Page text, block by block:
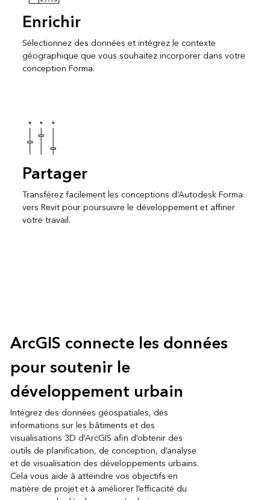
Enrichir
Sélectionnez des données et intégrez le contexte
géographique que vous souhaitez incorporer dans votre
conception Forma.
Partager
Transférez facilement les conceptions d’Autodesk Forma
vers Revit pour poursuivre le développement et affiner
votre travail.
ArcGIS connecte les données
pour soutenir le
développement urbain
Intégrez des données géospatiales, des
informations sur les bâtiments et des
visualisations 3D d’ArcGIS afin d’obtenir des
outils de planification, de conception, d’analyse
et de visualisation des développements urbains.
Cela vous aide à atteindre vos objectifs en
matière de projet et à améliorer l’efficacité du